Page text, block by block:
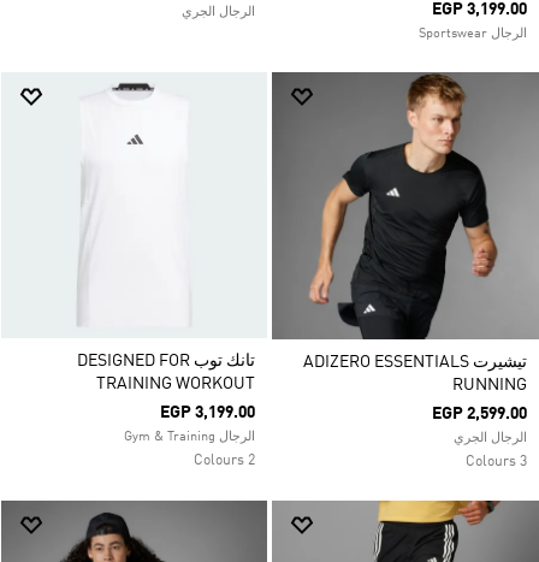
EGP 3,199.00
الرجال Sportswear
الرجال الجري
تيشيرت ADIZERO ESSENTIALS
RUNNING
EGP 2,599.00
الرجال الجري
3 Colours
تانك توب DESIGNED FOR
TRAINING WORKOUT
EGP 3,199.00
الرجال Gym & Training
2 Colours